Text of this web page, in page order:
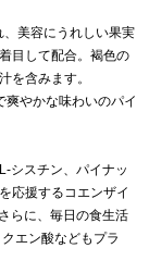
美容にうれしい果実
目して配合。褐色の
を含みます。
爽やかな味わいのパイ
シスチン、パイナッ
応援するコエンザイ
らに、毎日の食生活
エン酸などもプラ